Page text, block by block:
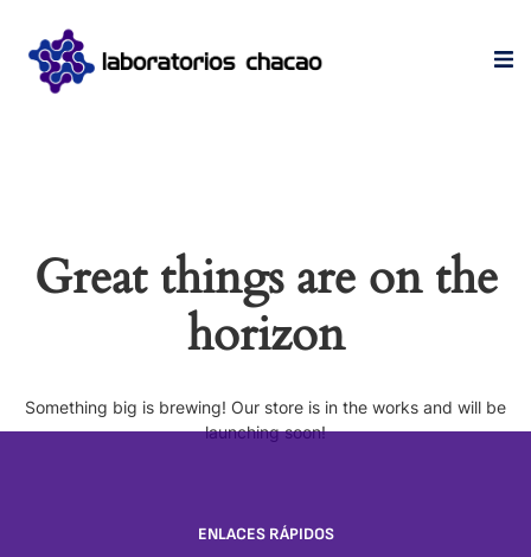
Great things are on the
horizon
Something big is brewing! Our store is in the works and will be
launching soon!
ENLACES RÁPIDOS